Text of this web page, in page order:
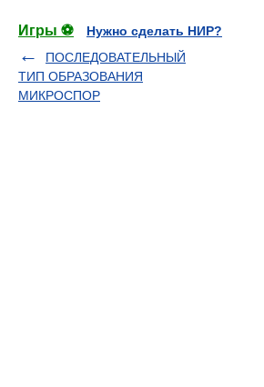
Игры ⚽
Нужно сделать НИР?
ПОСЛЕДОВАТЕЛЬНЫЙ
ТИП ОБРАЗОВАНИЯ
МИКРОСПОР